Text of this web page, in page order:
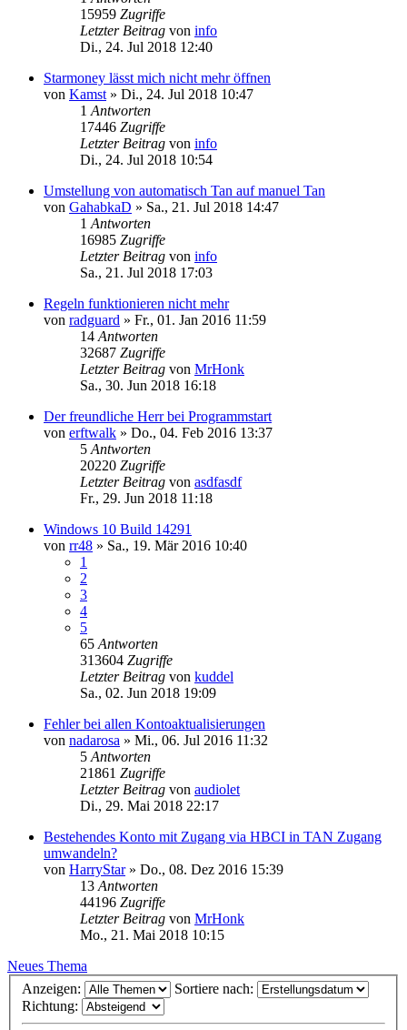
15959 Zugriffe
Letzter Beitrag von info
Di., 24. Jul 2018 12:40
Starmoney lässt mich nicht mehr öffnen
von Kamst » Di., 24. Jul 2018 10:47
1 Antworten
17446 Zugriffe
Letzter Beitrag von info
Di., 24. Jul 2018 10:54
Umstellung von automatisch Tan auf manuel Tan
von GahabkaD » Sa., 21. Jul 2018 14:47
1 Antworten
16985 Zugriffe
Letzter Beitrag von info
Sa., 21. Jul 2018 17:03
Regeln funktionieren nicht mehr
von radguard » Fr., 01. Jan 2016 11:59
14 Antworten
32687 Zugriffe
Letzter Beitrag von MrHonk
Sa., 30. Jun 2018 16:18
Der freundliche Herr bei Programmstart
von erftwalk » Do., 04. Feb 2016 13:37
5 Antworten
20220 Zugriffe
Letzter Beitrag von asdfasdf
Fr., 29. Jun 2018 11:18
Windows 10 Build 14291
von rr48 » Sa., 19. Mär 2016 10:40
1
2
3
4
5
65 Antworten
313604 Zugriffe
Letzter Beitrag von kuddel
Sa., 02. Jun 2018 19:09
Fehler bei allen Kontoaktualisierungen
von nadarosa » Mi., 06. Jul 2016 11:32
5 Antworten
21861 Zugriffe
Letzter Beitrag von audiolet
Di., 29. Mai 2018 22:17
Bestehendes Konto mit Zugang via HBCI in TAN Zugang
umwandeln?
von HarryStar» Do., 08. Dez 2016 15:39
13 Antworten
44196 Zugriffe
Letzter Beitrag von MrHonk
Mo., 21. Mai 2018 10:15
Neues Thema
Anzeigen:
Sortiere nach:
Richtung: